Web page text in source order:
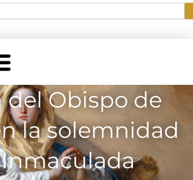
Obispo de
la solemnidad